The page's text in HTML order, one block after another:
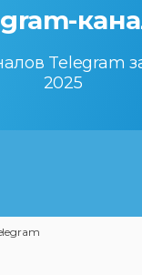
Telegram
2025